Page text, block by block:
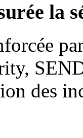
la
des